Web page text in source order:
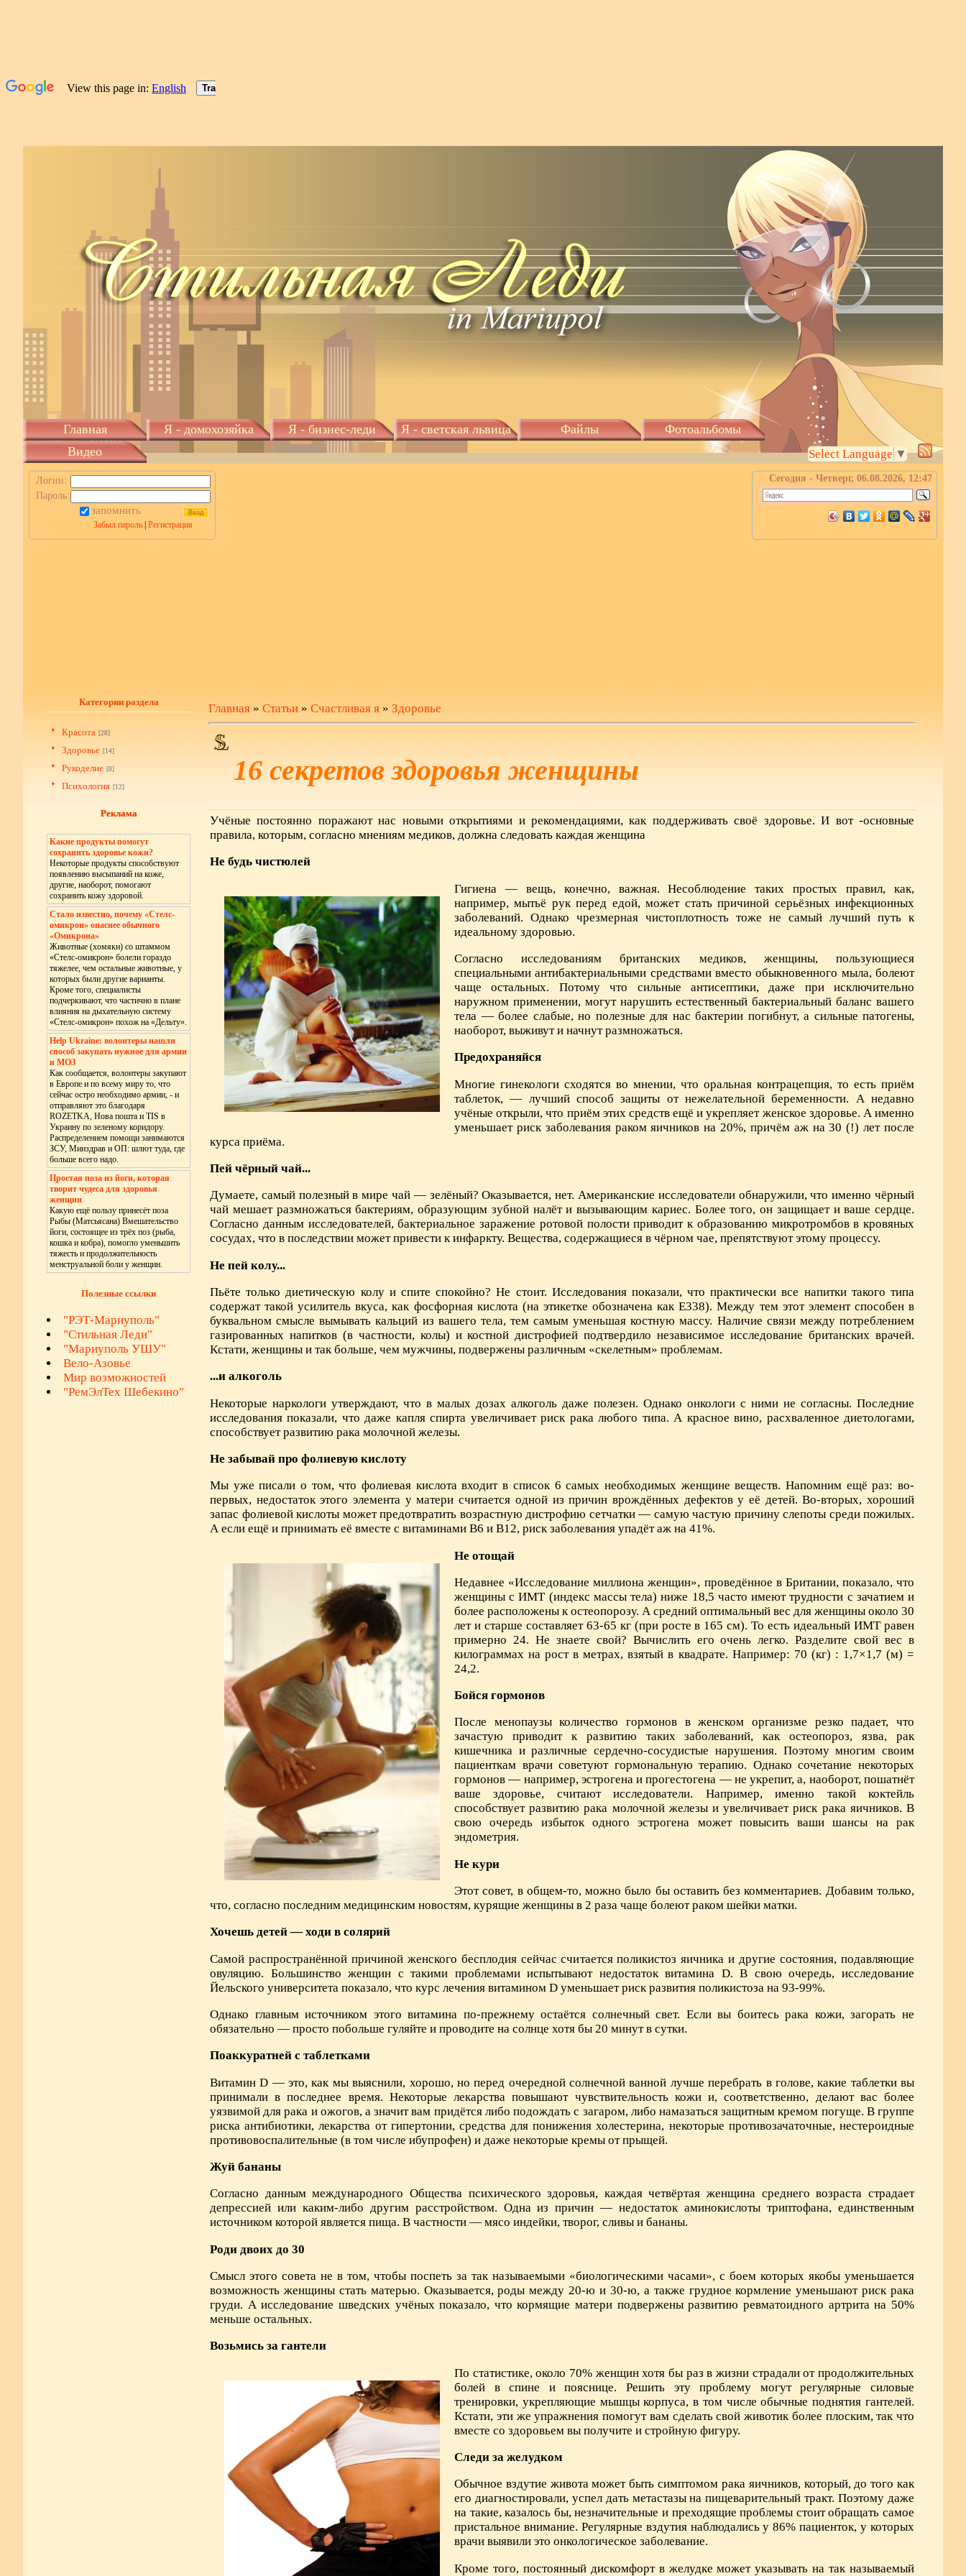
Главная Я - домохозяйка Я - бизнес-леди Я - светская львица Файлы
Фотоальбомы
Видео
Select Language ▼
Логин:
Пароль:
запомнить
Забыл пароль| Регистрация
Сегодня - Четверг, 06.08.2026, 12:47
Категории раздела
Красота [28]
Здоровье [14]
Рукоделие [0]
Психология [12]
Реклама
Реклама
Какие продукты помогут
сохранить здоровье кожи?
Некоторые продукты способствуют
появлению высыпаний на коже,
другие, наоборот, помогают
сохранить кожу здоровой.
Стало известно, почему «Стелс-
омикрон» опаснее обычного
«Омикрона»
Животные (хомяки) со штаммом
«Стелс-омикрон» болели гораздо
тяжелее, чем остальные животные, у
которых были другие варианты.
Кроме того, специалисты
подчеркивают, что частично в плане
влияния на дыхательную систему
«Стелс-омикрон» похож на «Дельту».
Help Ukraine: волонтеры нашли
способ закупать нужное для армии
и МОЗ
Как сообщается, волонтеры закупают
в Европе и по всему миру то, что
сейчас остро необходимо армии, - и
отправляют это благодаря
ROZETKA, Нова пошта и TIS в
Украину по зеленому коридору.
Распределением помощи занимаются
ЗСУ, Минздрав и ОП: шлют туда, где
больше всего надо.
Простая поза из йоги, которая
творит чудеса для здоровья
женщин
Какую ещё пользу принесёт поза
Рыбы (Матсьясана) Вмешательство
йоги, состоящее из трёх поз (рыба,
кошка и кобра), помогло уменьшить
тяжесть и продолжительность
менструальной боли у женщин.
Полезные ссылки
"РЭТ-Мариуполь"
"Стильная Леди"
"Мариуполь УШУ"
Вело-Азовье
Мир возможностей
"РемЭлТех Шебекино"
Главная » Статьи » Счастливая я » Здоровье
16 секретов здоровья женщины
Учёные постоянно поражают нас новыми открытиями и рекомендациями, как поддерживать своё здоровье. И вот -основные
правила, которым, согласно мнениям медиков, должна следовать каждая женщина
Не будь чистюлей
Гигиена — вещь, конечно, важная. Несоблюдение таких простых правил, как,
например, мытьё рук перед едой, может стать причиной серьёзных инфекционных
заболеваний. Однако чрезмерная чистоплотность тоже не самый лучший путь к
идеальному здоровью.
Согласно исследованиям британских медиков, женщины, пользующиеся
специальными антибактериальными средствами вместо обыкновенного мыла, болеют
чаще остальных. Потому что сильные антисептики, даже при исключительно
наружном применении, могут нарушить естественный бактериальный баланс вашего
тела — более слабые, но полезные для нас бактерии погибнут, а сильные патогены,
наоборот, выживут и начнут размножаться.
Предохраняйся
Многие гинекологи сходятся во мнении, что оральная контрацепция, то есть приём
таблеток, — лучший способ защиты от нежелательной беременности. А недавно
учёные открыли, что приём этих средств ещё и укрепляет женское здоровье. А именно
уменьшает риск заболевания раком яичников на 20%, причём аж на 30 (!) лет после
курса приёма.
Пей чёрный чай...
Думаете, самый полезный в мире чай — зелёный? Оказывается, нет. Американские исследователи обнаружили, что именно чёрный
чай мешает размножаться бактериям, образующим зубной налёт и вызывающим кариес. Более того, он защищает и ваше сердце.
Согласно данным исследователей, бактериальное заражение ротовой полости приводит к образованию микротромбов в кровяных
сосудах, что в последствии может привести к инфаркту. Вещества, содержащиеся в чёрном чае, препятствуют этому процессу.
Не пей колу...
Пьёте только диетическую колу и спите спокойно? Не стоит. Исследования показали, что практически все напитки такого типа
содержат такой усилитель вкуса, как фосфорная кислота (на этикетке обозначена как Е338). Между тем этот элемент способен в
буквальном смысле вымывать кальций из вашего тела, тем самым уменьшая костную массу. Наличие связи между потреблением
газированных напитков (в частности, колы) и костной дистрофией подтвердило независимое исследование британских врачей.
Кстати, женщины и так больше, чем мужчины, подвержены различным «скелетным» проблемам.
...и алкоголь
Некоторые наркологи утверждают, что в малых дозах алкоголь даже полезен. Однако онкологи с ними не согласны. Последние
исследования показали, что даже капля спирта увеличивает риск рака любого типа. А красное вино, расхваленное диетологами,
способствует развитию рака молочной железы.
Не забывай про фолиевую кислоту
Мы уже писали о том, что фолиевая кислота входит в список 6 самых необходимых женщине веществ. Напомним ещё раз: во-
первых, недостаток этого элемента у матери считается одной из причин врождённых дефектов у её детей. Во-вторых, хороший
запас фолиевой кислоты может предотвратить возрастную дистрофию сетчатки — самую частую причину слепоты среди пожилых.
А если ещё и принимать её вместе с витаминами В6 и В12, риск заболевания упадёт аж на 41%.
Не отощай
Недавнее «Исследование миллиона женщин», проведённое в Британии, показало, что
женщины с ИМТ (индекс массы тела) ниже 18,5 часто имеют трудности с зачатием и
более расположены к остеопорозу. А средний оптимальный вес для женщины около 30
лет и старше составляет 63-65 кг (при росте в 165 см). То есть идеальный ИМТ равен
примерно 24. Не знаете свой? Вычислить его очень легко. Разделите свой вес в
килограммах на рост в метрах, взятый в квадрате. Например: 70 (кг) : 1,7×1,7 (м) =
24,2.
Бойся гормонов
После менопаузы количество гормонов в женском организме резко падает, что
зачастую приводит к развитию таких заболеваний, как остеопороз, язва, рак
кишечника и различные сердечно-сосудистые нарушения. Поэтому многим своим
пациенткам врачи советуют гормональную терапию. Однако сочетание некоторых
гормонов — например, эстрогена и прогестогена — не укрепит, а, наоборот, пошатнёт
ваше здоровье, считают исследователи. Например, именно такой коктейль
способствует развитию рака молочной железы и увеличивает риск рака яичников. В
свою очередь избыток одного эстрогена может повысить ваши шансы на рак
эндометрия.
Не кури
Этот совет, в общем-то, можно было бы оставить без комментариев. Добавим только,
что, согласно последним медицинским новостям, курящие женщины в 2 раза чаще болеют раком шейки матки.
Хочешь детей — ходи в солярий
Самой распространённой причиной женского бесплодия сейчас считается поликистоз яичника и другие состояния, подавляющие
овуляцию. Большинство женщин с такими проблемами испытывают недостаток витамина D. В свою очередь, исследование
Йельского университета показало, что курс лечения витамином D уменьшает риск развития поликистоза на 93-99%.
Однако главным источником этого витамина по-прежнему остаётся солнечный свет. Если вы боитесь рака кожи, загорать не
обязательно — просто побольше гуляйте и проводите на солнце хотя бы 20 минут в сутки.
Поаккуратней с таблетками
Витамин D — это, как мы выяснили, хорошо, но перед очередной солнечной ванной лучше перебрать в голове, какие таблетки вы
принимали в последнее время. Некоторые лекарства повышают чувствительность кожи и, соответственно, делают вас более
уязвимой для рака и ожогов, а значит вам придётся либо подождать с загаром, либо намазаться защитным кремом погуще. В группе
риска антибиотики, лекарства от гипертонии, средства для понижения холестерина, некоторые противозачаточные, нестероидные
противовоспалительные (в том числе ибупрофен) и даже некоторые кремы от прыщей.
Жуй бананы
Согласно данным международного Общества психического здоровья, каждая четвёртая женщина среднего возраста страдает
депрессией или каким-либо другим расстройством. Одна из причин — недостаток аминокислоты триптофана, единственным
источником которой является пища. В частности — мясо индейки, творог, сливы и бананы.
Роди двоих до 30
Смысл этого совета не в том, чтобы поспеть за так называемыми «биологическими часами», с боем которых якобы уменьшается
возможность женщины стать матерью. Оказывается, роды между 20-ю и 30-ю, а также грудное кормление уменьшают риск рака
груди. А исследование шведских учёных показало, что кормящие матери подвержены развитию ревматоидного артрита на 50%
меньше остальных.
Возьмись за гантели
По статистике, около 70% женщин хотя бы раз в жизни страдали от продолжительных
болей в спине и пояснице. Решить эту проблему могут регулярные силовые
тренировки, укрепляющие мышцы корпуса, в том числе обычные поднятия гантелей.
Кстати, эти же упражнения помогут вам сделать свой животик более плоским, так что
вместе со здоровьем вы получите и стройную фигуру.
Следи за желудком
Обычное вздутие живота может быть симптомом рака яичников, который, до того как
его диагностировали, успел дать метастазы на пищеварительный тракт. Поэтому даже
на такие, казалось бы, незначительные и преходящие проблемы стоит обращать самое
пристальное внимание. Регулярные вздутия наблюдались у 86% пациенток, у которых
врачи выявили это онкологическое заболевание.
Кроме того, постоянный дискомфорт в желудке может указывать на так называемый